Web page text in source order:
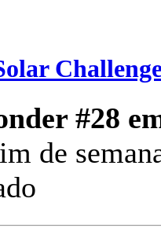
#28
de